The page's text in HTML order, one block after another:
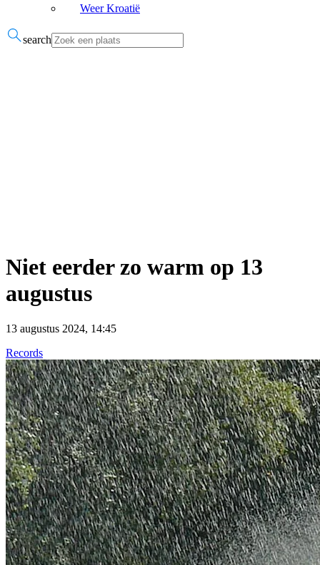
Weer Kroatië
search
Niet eerder zo warm op 13
augustus
13 augustus 2024, 14:45
Records